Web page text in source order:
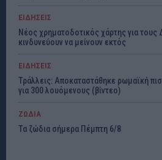
ΕΙΔΗΣΕΙΣ
Νέος χρηματοδοτικός χάρτης για τους
κινδυνεύουν να μείνουν εκτός
ΕΙΔΗΣΕΙΣ
Τράλλεις: Αποκαταστάθηκε ρωμαϊκή
για 300 λουόμενους (βίντεο)
ΖΩΔΙΑ
Τα ζώδια σήμερα Πέμπτη 6/8